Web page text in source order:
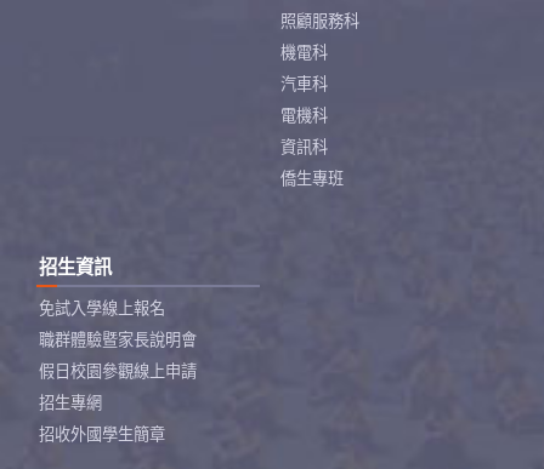
照顧服務科
機電科
汽車科
電機科
資訊科
僑生專班
招生資訊
免試入學線上報名
職群體驗暨家長說明會
假日校園參觀線上申請
招生專網
招收外國學生簡章